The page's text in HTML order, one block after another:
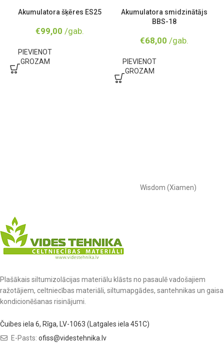
Akumulatora šķēres ES25
€99,00 /gab.
PIEVIENOT
GROZAM
Akumulatora smidzinātājs
BBS-18
€68,00 /gab.
PIEVIENOT
GROZAM
Wisdom (Xiamen)
Plašākais siltumizolācijas materiālu klāsts no pasaulē vadošajiem
ražotājiem, celtniecības materiāli, siltumapgādes, santehnikas un gaisa
kondicionēšanas risinājumi.
Čuibes iela 6, Rīga, LV-1063 (Latgales iela 451C)
E-Pasts: ofiss@videstehnika.lv